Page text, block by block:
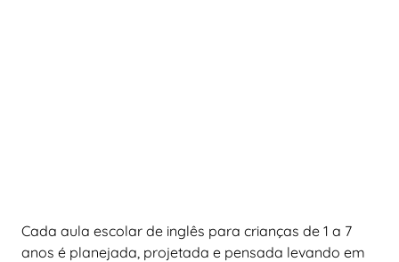
Cada aula escolar de inglês para crianças de 1 a 7
anos é planejada, projetada e pensada levando em